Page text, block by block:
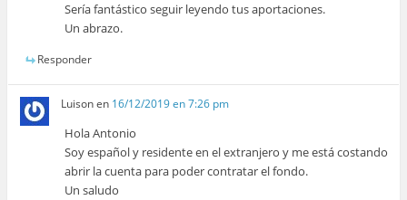
Sería fantástico seguir leyendo tus aportaciones.
Un abrazo.
Responder
Luisonen 16/12/2019 en 7:26 pm
Hola Antonio
Soy español y residente en el extranjero y me está costando
abrir la cuenta para poder contratar el fondo.
Un saludo